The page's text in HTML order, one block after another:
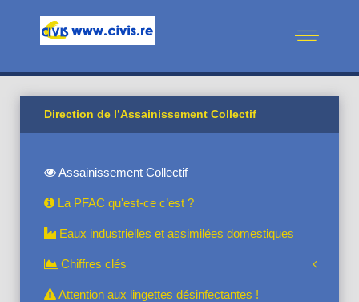
Direction de l’Assainissement Collectif
Assainissement Collectif
La PFAC qu'est-ce c’est ?
Eaux industrielles et assimilées domestiques
Chiffres clés
Attention aux lingettes désinfectantes !